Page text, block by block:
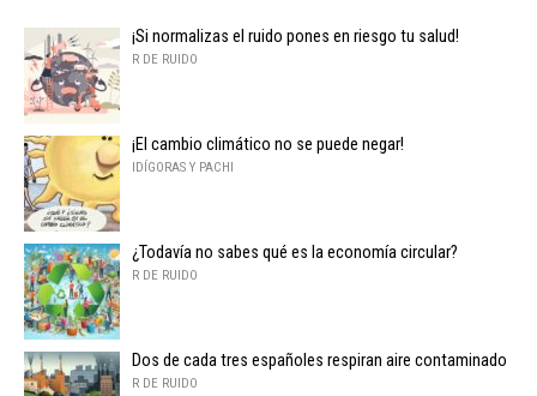
¡Si normalizas el ruido pones en riesgo tu salud!
R DE RUIDO
¡El cambio climático no se puede negar!
IDÍGORAS Y PACHI
¿Todavía no sabes qué es la economía circular?
R DE RUIDO
Dos de cada tres españoles respiran aire contaminado
R DE RUIDO